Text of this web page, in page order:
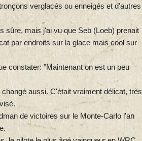
verglacés ou enneigés et d'autres
sûre, mais j'ai vu que Seb (Loeb) prenait
par endroits sur la glace mais cool sur
constater: "Maintenant on est un peu
aussi. C'était vraiment délicat, très
de victoires sur le Monte-Carlo l'an